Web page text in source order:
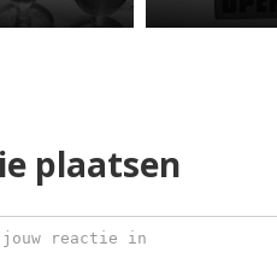
plaatsen